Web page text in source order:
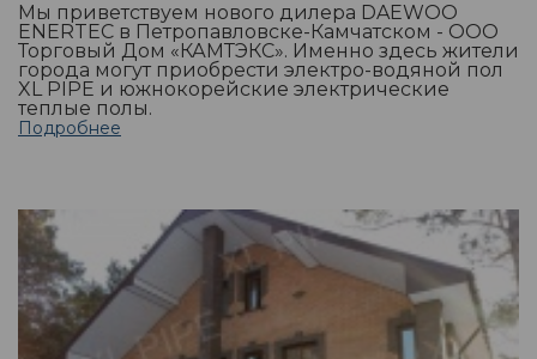
Мы приветствуем нового дилера DAEWOO
ENERTEC в Петропавловске-Камчатском - ООО
Торговый Дом «КАМТЭКС». Именно здесь жители
города могут приобрести электро-водяной пол
XL PIPE и южнокорейские электрические
теплые полы.
Подробнее